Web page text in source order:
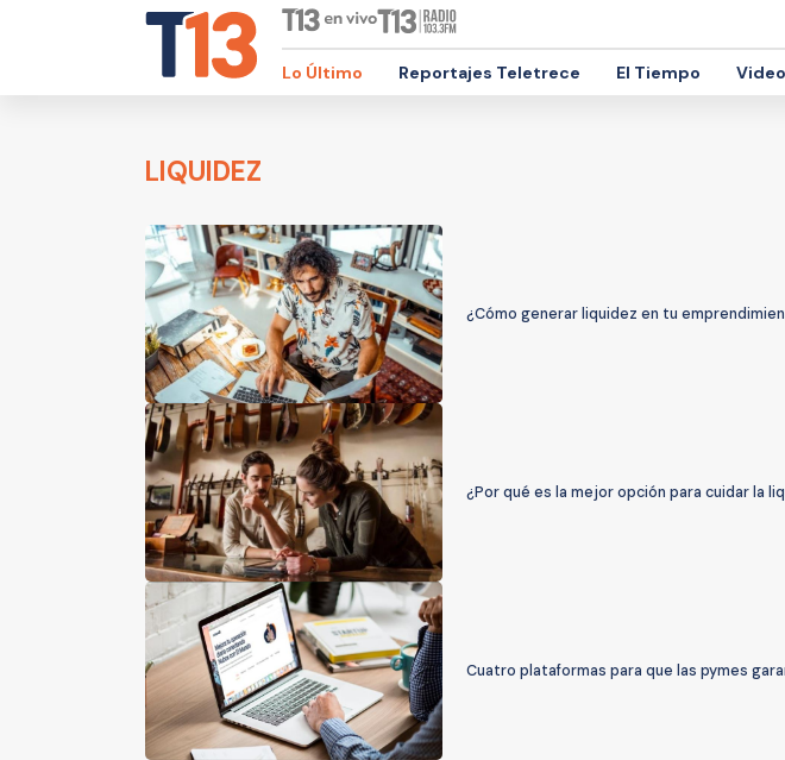
Lo Último Reportajes Teletrece El Tiempo Video
LIQUIDEZ
¿Cómo generar liquidez en tu
¿Por qué es la mejor opción para cuidar la
Cuatro plataformas para que las pymes